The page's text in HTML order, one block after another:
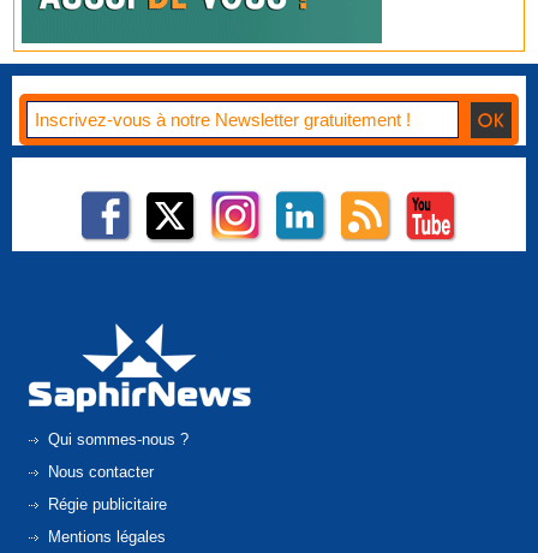
Qui sommes-nous ?
Nous contacter
Régie publicitaire
Mentions légales